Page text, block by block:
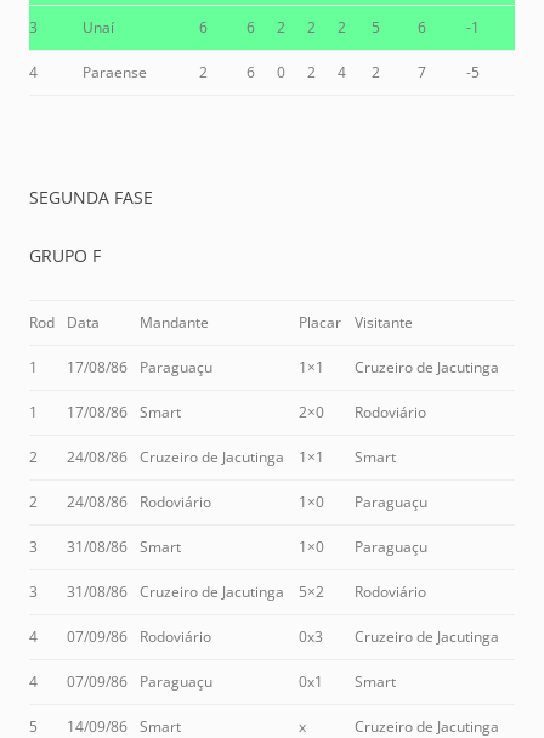
3 Unaí 6 6 2 2 2 5 6 -1
4 Paraense 2 6 0 2 4 2 7 -5
SEGUNDA FASE
GRUPO F
Rod Data Mandante Placar Visitante
1 17/08/86 Paraguaçu 1×1 Cruzeiro de Jacutinga
1 17/08/86 Smart 2×0 Rodoviário
2 24/08/86 Cruzeiro de Jacutinga 1×1 Smart
2 24/08/86 Rodoviário 1×0 Paraguaçu
3 31/08/86 Smart 1×0 Paraguaçu
3 31/08/86 Cruzeiro de Jacutinga 5×2 Rodoviário
4 07/09/86 Rodoviário 0x3 Cruzeiro de Jacutinga
4 07/09/86 Paraguaçu 0x1 Smart
5 14/09/86 Smart x Cruzeiro de Jacutinga